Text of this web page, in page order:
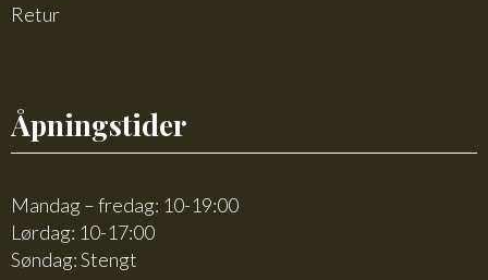
Retur
Åpningstider
Mandag – fredag: 10-19:00
Lørdag: 10-17:00
Søndag: Stengt